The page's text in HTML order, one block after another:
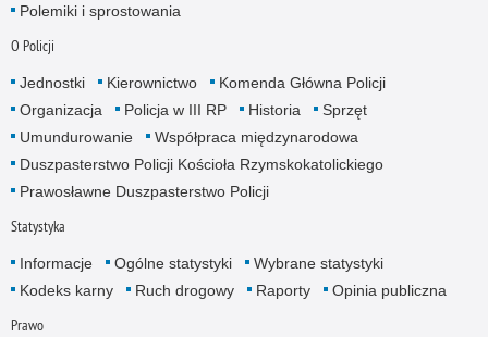
Polemiki i sprostowania
O Policji
Jednostki Kierownictwo
Komenda Główna Policji
Organizacja
Policja w III RP Historia
Sprzęt
Umundurowanie
Współpraca międzynarodowa
Duszpasterstwo Policji Kościoła Rzymskokatolickiego
Prawosławne Duszpasterstwo Policji
Statystyka
Informacje Ogólne statystyki
Wybrane statystyki
Kodeks karny
Ruch drogowy Raporty Opinia publiczna
Prawo